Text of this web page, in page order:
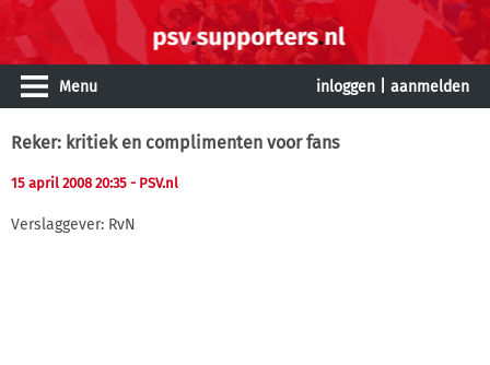
Menu inloggen aanmelden
Reker: kritiek en complimenten voor fans
15 april 2008 20:35 - PSV.nl
Verslaggever: RvN